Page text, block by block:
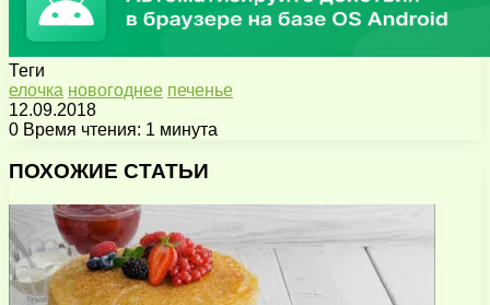
Теги
елочка новогоднее печенье
12.09.2018
0 Время чтения: 1 минута
через
почту
ПОХОЖИЕ СТАТЬИ